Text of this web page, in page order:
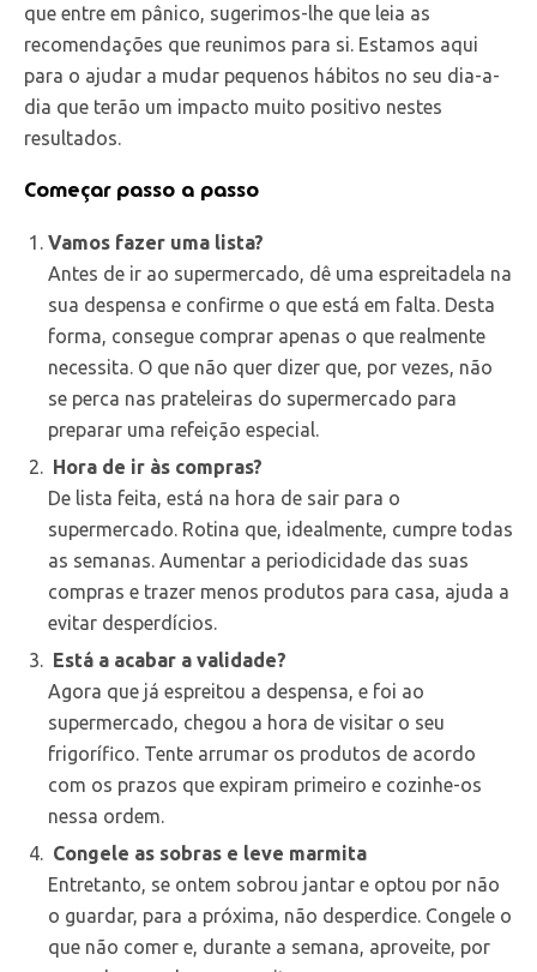
que entre em pânico, sugerimos-lhe que leia as
recomendações que reunimos para si. Estamos aqui
para o ajudar a mudar pequenos hábitos no seu dia-a-
dia que terão um impacto muito positivo nestes
resultados.
Começar passo a passo
Vamos fazer uma lista?
Antes de ir ao supermercado, dê uma espreitadela na
sua despensa e confirme o que está em falta. Desta
forma, consegue comprar apenas o que realmente
necessita. O que não quer dizer que, por vezes, não
se perca nas prateleiras do supermercado para
preparar uma refeição especial.
Hora de ir às compras?
De lista feita, está na hora de sair para o
supermercado. Rotina que, idealmente, cumpre todas
as semanas. Aumentar a periodicidade das suas
compras e trazer menos produtos para casa, ajuda a
evitar desperdícios.
Está a acabar a validade?
Agora que já espreitou a despensa, e foi ao
supermercado, chegou a hora de visitar o seu
frigorífico. Tente arrumar os produtos de acordo
com os prazos que expiram primeiro e cozinhe-os
nessa ordem.
Congele as sobras e leve marmita
Entretanto, se ontem sobrou jantar e optou por não
o guardar, para a próxima, não desperdice. Congele o
que não comer e, durante a semana, aproveite, por